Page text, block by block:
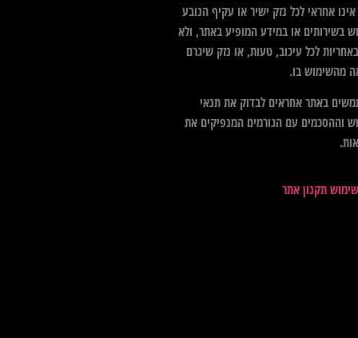
אחראי לכל נזק ישיר או עקיף הנובע
בשירותים או במידע המופיע באתר, ולא
לכל עיכוב, טעות, או נזק שיגרם
מהשימוש בו.
באתר אחראים לבדוק את תנאי
וההסכמים עם הגורמים המנפיקים את
תקנון אתר